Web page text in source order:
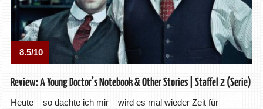
8.5/10
Review: A Young Doctor’s Notebook & Other Stories | Staffel 2 (Serie)
Heute – so dachte ich mir – wird es mal wieder Zeit für